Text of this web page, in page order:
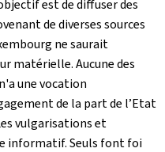
est de diffuser des
de diverses sources
ne saurait
matérielle. Aucune des
une vocation
de la part de l’Etat
vulgarisations et
informatif. Seuls font foi